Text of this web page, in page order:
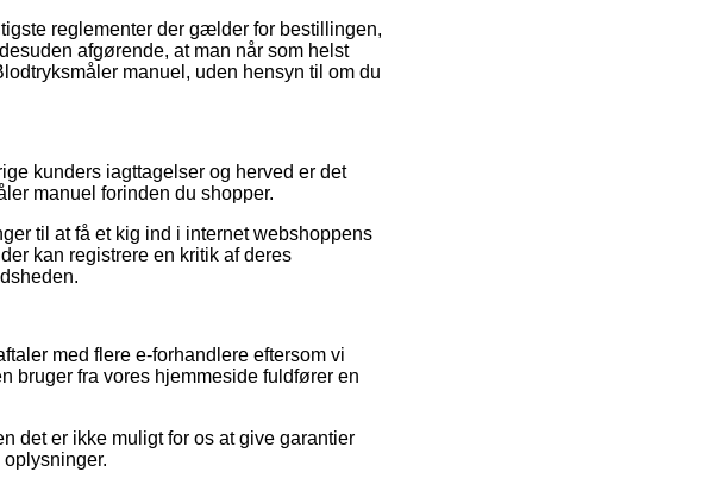
reglementer der gælder for bestillingen,
afgørende, at man når som helst
manuel, uden hensyn til om du
kunders iagttagelser og herved er det
manuel forinden du shopper.
til at få et kig ind i internet webshoppens
kan registrere en kritik af deres
med flere e-forhandlere eftersom vi
bruger fra vores hjemmeside fuldfører en
det er ikke muligt for os at give garantier